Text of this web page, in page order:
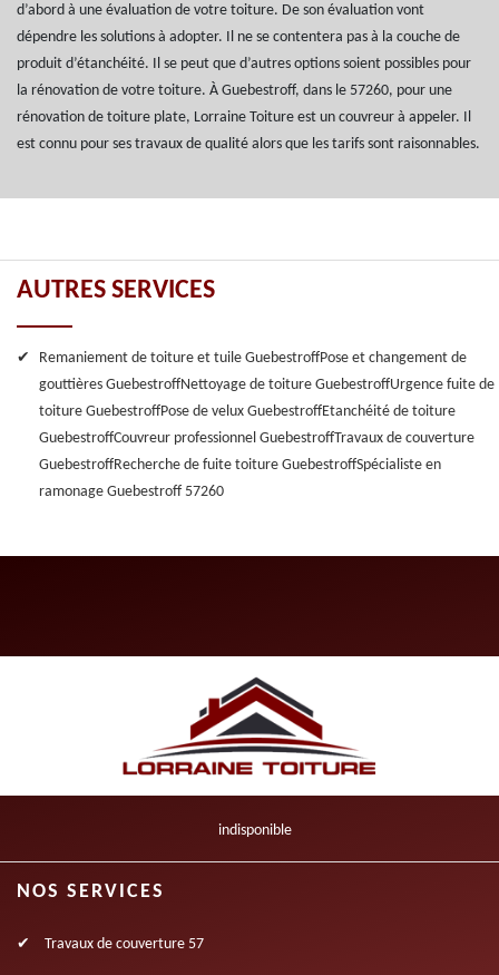
d’abord à une évaluation de votre toiture. De son évaluation vont
dépendre les solutions à adopter. Il ne se contentera pas à la couche de
produit d’étanchéité. Il se peut que d’autres options soient possibles pour
la rénovation de votre toiture. À Guebestroff, dans le 57260, pour une
rénovation de toiture plate, Lorraine Toiture est un couvreur à appeler. Il
est connu pour ses travaux de qualité alors que les tarifs sont raisonnables.
AUTRES SERVICES
Remaniement de toiture et tuile GuebestroffPose et changement de
gouttières GuebestroffNettoyage de toiture GuebestroffUrgence fuite de
toiture GuebestroffPose de velux GuebestroffEtanchéité de toiture
GuebestroffCouvreur professionnel GuebestroffTravaux de couverture
GuebestroffRecherche de fuite toiture GuebestroffSpécialiste en
ramonage Guebestroff 57260
indisponible
NOS SERVICES
Travaux de couverture 57